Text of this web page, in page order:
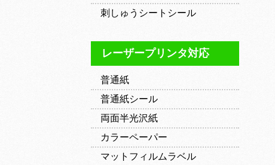
刺しゅうシートシール
レーザープリンタ対応
普通紙
普通紙シール
両面半光沢紙
カラーペーパー
マットフィルムラベル